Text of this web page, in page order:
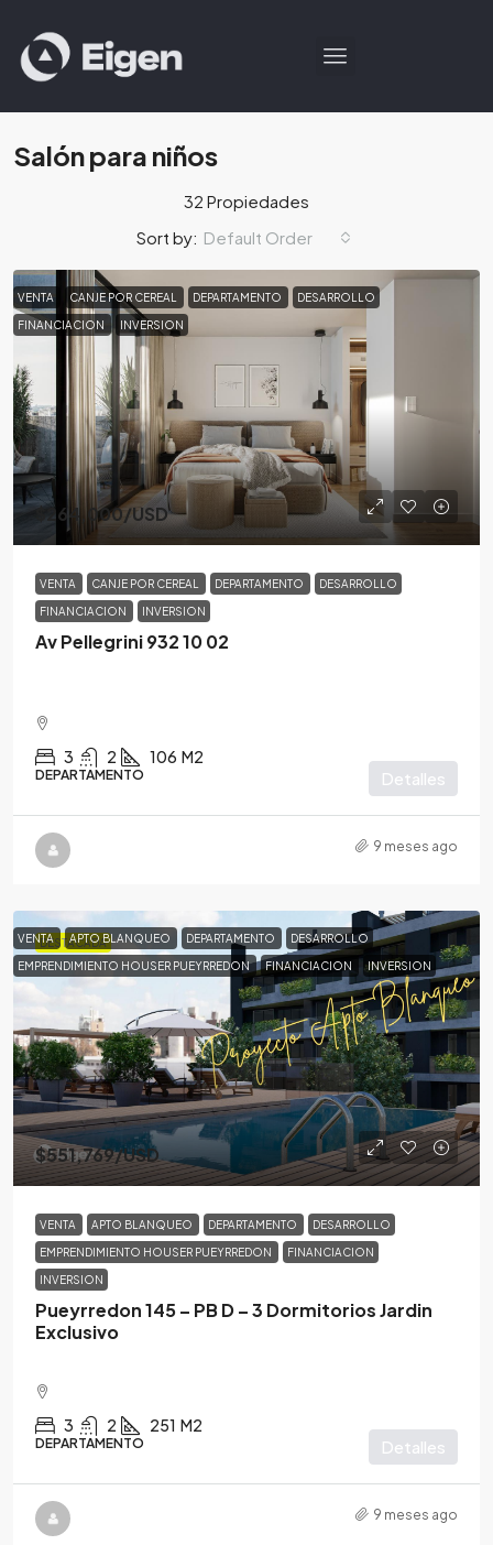
Salón para niños
32 Propiedades
Sort by: Default Order
VENTA CANJE POR CEREAL DEPARTAMENTO DESARROLLO
FINANCIACION INVERSION
$264,000/USD
VENTA CANJE POR CEREAL DEPARTAMENTO DESARROLLO
FINANCIACION INVERSION
Av Pellegrini 932 10 02
3 2 106 M2
DEPARTAMENTO Detalles
9 meses ago
DESTACADA
VENTA APTO BLANQUEO DEPARTAMENTO DESARROLLO
EMPRENDIMIENTO HOUSER PUEYRREDON FINANCIACION INVERSION
$551,769/USD
VENTA APTO BLANQUEO DEPARTAMENTO DESARROLLO
EMPRENDIMIENTO HOUSER PUEYRREDON FINANCIACION
INVERSION
Pueyrredon 145 – PB D – 3 Dormitorios Jardin
Exclusivo
3 2 251 M2
DEPARTAMENTO Detalles
9 meses ago